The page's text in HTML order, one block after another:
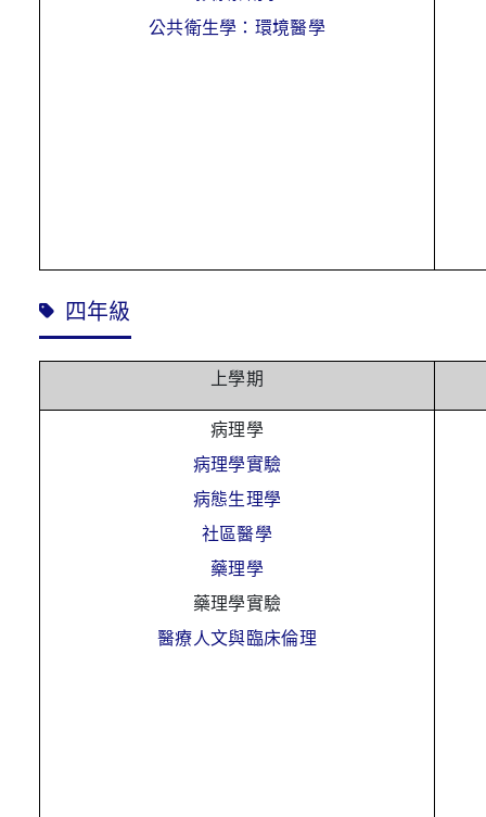
公共衛生學：環境醫學
四年級
上學期
病理學
病理學實驗
病態生理學
社區醫學
藥理學
藥理學實驗
醫療人文與臨床倫理